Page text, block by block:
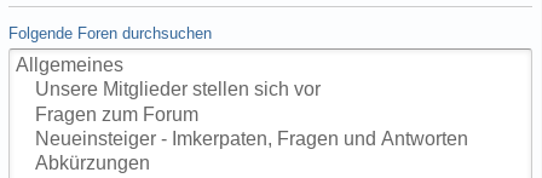
Folgende Foren durchsuchen